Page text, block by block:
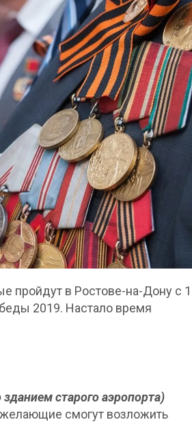
пройдут в Ростове-на-Дону с 1
2019. Настало время
старого аэропорта)
смогут возложить